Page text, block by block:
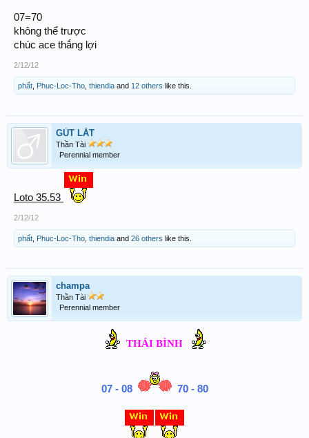
07=70
không thể trược
chúc ace thắng lợi
2/12/12
phất Phuc-Loc-Tho thiendia and 12 others like this.
GÚT LẮT
Thần Tài
Perennial member
Loto 35.53
2/12/12
phất Phuc-Loc-Tho thiendia and 26 others like this.
champa
Thần Tài
Perennial member
THÁI BÌNH
07 - 08 70 - 80